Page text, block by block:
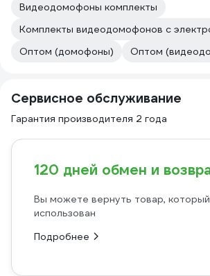
Видеодомофоны комплекты
Оптом (домофоны)
Оптом
Сервисное обслуживание
Гарантия производителя 2 года
120 дней обмен и
Вы можете вернуть товар,
использован
Подробнее